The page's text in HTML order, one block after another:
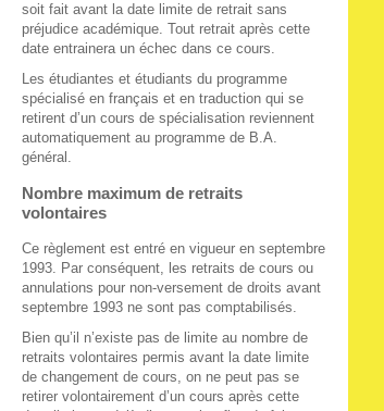
soit fait avant la date limite de retrait sans
préjudice académique. Tout retrait après cette
date entrainera un échec dans ce cours.
Les étudiantes et étudiants du programme
spécialisé en français et en traduction qui se
retirent d’un cours de spécialisation reviennent
automatiquement au programme de B.A.
général.
Nombre maximum de retraits
volontaires
Ce règlement est entré en vigueur en septembre
1993. Par conséquent, les retraits de cours ou
annulations pour non-versement de droits avant
septembre 1993 ne sont pas comptabilisés.
Bien qu’il n’existe pas de limite au nombre de
retraits volontaires permis avant la date limite
de changement de cours, on ne peut pas se
retirer volontairement d’un cours après cette